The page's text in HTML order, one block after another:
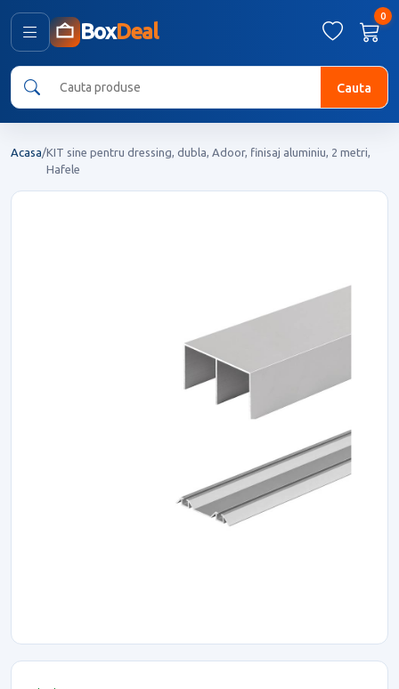
BoxDeal
0
Cauta
Acasa/KIT sine pentru dressing, dubla, Adoor, finisaj aluminiu, 2 metri,
Hafele